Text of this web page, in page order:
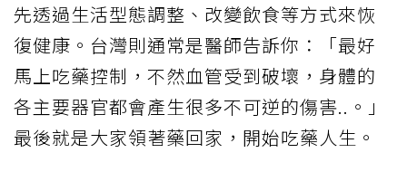
先透過生活型態調整、改變飲食等方式來恢
復健康。台灣則通常是醫師告訴你：「最好
馬上吃藥控制，不然血管受到破壞，身體的
各主要器官都會產生很多不可逆的傷害..。」
最後就是大家領著藥回家，開始吃藥人生。